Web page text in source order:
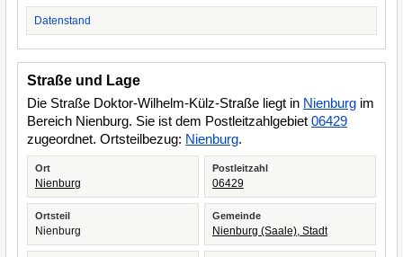
Datenstand
Straße und Lage
Die Straße Doktor-Wilhelm-Külz-Straße liegt in Nienburg im
Bereich Nienburg. Sie ist dem Postleitzahlgebiet 06429
zugeordnet. Ortsteilbezug: Nienburg.
Ort
Nienburg
Postleitzahl
06429
Ortsteil
Nienburg
Gemeinde
Nienburg (Saale), Stadt